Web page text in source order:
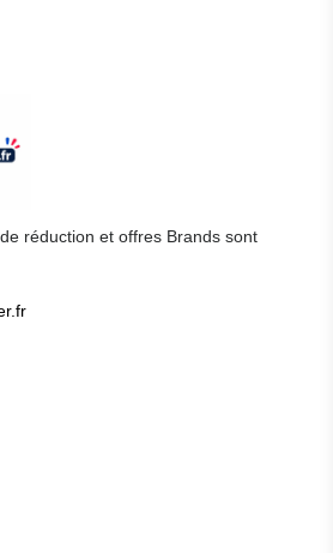
réduction et offres Brands sont